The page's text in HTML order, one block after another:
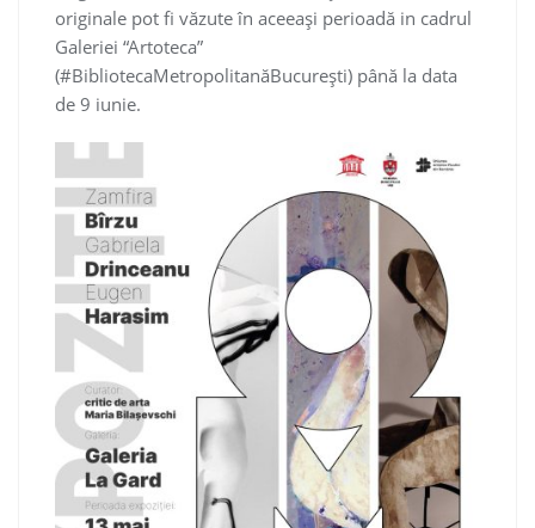
originale pot fi văzute în aceeași perioadă in cadrul
Galeriei “Artoteca”
(#BibliotecaMetropolitanăBucurești) până la data
de 9 iunie.